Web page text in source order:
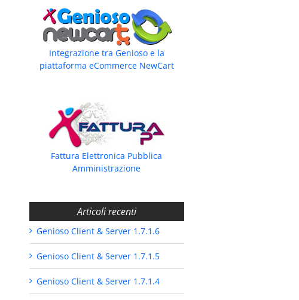
Integrazione tra Genioso e la
piattaforma eCommerce NewCart
Fattura Elettronica Pubblica
Amministrazione
Articoli recenti
Genioso Client & Server 1.7.1.6
Genioso Client & Server 1.7.1.5
Genioso Client & Server 1.7.1.4